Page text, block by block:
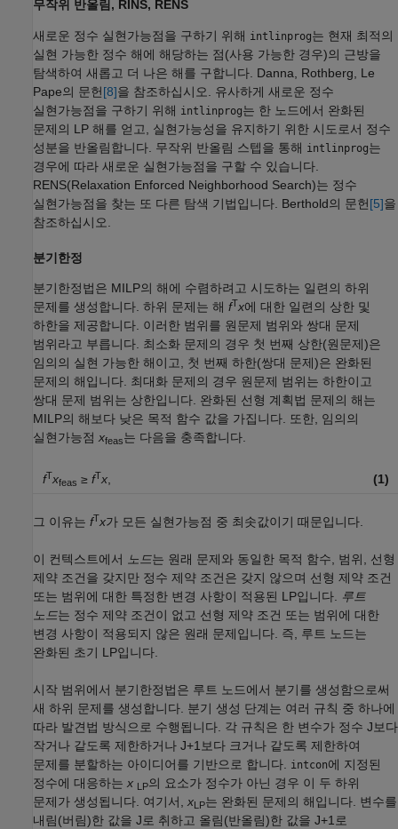
무작위 반올림, RINS, RENS
새로운 정수 실현가능점을 구하기 위해 intlinprog는 현재 최적의
실현 가능한 정수 해에 해당하는 점(사용 가능한 경우)의 근방을
탐색하여 새롭고 더 나은 해를 구합니다. Danna, Rothberg, Le
Pape의 문헌[8]을 참조하십시오. 유사하게 새로운 정수
실현가능점을 구하기 위해 intlinprog는 한 노드에서 완화된
문제의 LP 해를 얻고, 실현가능성을 유지하기 위한 시도로서 정수
성분을 반올림합니다. 무작위 반올림 스텝을 통해 intlinprog는
경우에 따라 새로운 실현가능점을 구할 수 있습니다.
RENS(Relaxation Enforced Neighborhood Search)는 정수
실현가능점을 찾는 또 다른 탐색 기법입니다. Berthold의 문헌[5]을
참조하십시오.
분기한정
분기한정법은 MILP의 해에 수렴하려고 시도하는 일련의 하위
문제를 생성합니다. 하위 문제는 해 fTx에 대한 일련의 상한 및
하한을 제공합니다. 이러한 범위를 원문제 범위와 쌍대 문제
범위라고 부릅니다. 최소화 문제의 경우 첫 번째 상한(원문제)은
임의의 실현 가능한 해이고, 첫 번째 하한(쌍대 문제)은 완화된
문제의 해입니다. 최대화 문제의 경우 원문제 범위는 하한이고
쌍대 문제 범위는 상한입니다. 완화된 선형 계획법 문제의 해는
MILP의 해보다 낮은 목적 함수 값을 가집니다. 또한, 임의의
실현가능점 xfeas는 다음을 충족합니다.
fTxfeas ≥ fTx, (1)
그 이유는 fTx가 모든 실현가능점 중 최솟값이기 때문입니다.
이 컨텍스트에서 노드는 원래 문제와 동일한 목적 함수, 범위, 선형
제약 조건을 갖지만 정수 제약 조건은 갖지 않으며 선형 제약 조건
또는 범위에 대한 특정한 변경 사항이 적용된 LP입니다. 루트
노드는 정수 제약 조건이 없고 선형 제약 조건 또는 범위에 대한
변경 사항이 적용되지 않은 원래 문제입니다. 즉, 루트 노드는
완화된 초기 LP입니다.
시작 범위에서 분기한정법은 루트 노드에서 분기를 생성함으로써
새 하위 문제를 생성합니다. 분기 생성 단계는 여러 규칙 중 하나에
따라 발견법 방식으로 수행됩니다. 각 규칙은 한 변수가 정수 J보다
작거나 같도록 제한하거나 J+1보다 크거나 같도록 제한하여
문제를 분할하는 아이디어를 기반으로 합니다. intcon에 지정된
정수에 대응하는 x LP의 요소가 정수가 아닌 경우 이 두 하위
문제가 생성됩니다. 여기서, xLP는 완화된 문제의 해입니다. 변수를
내림(버림)한 값을 J로 취하고 올림(반올림)한 값을 J+1로